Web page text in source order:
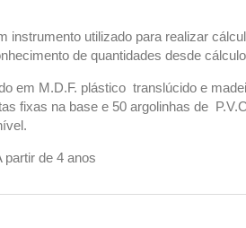
instrumento utilizado para realizar
de quantidades desde
em M.D.F. plástico translúcido e
fixas na base e 50 argolinhas de
partir de 4 anos